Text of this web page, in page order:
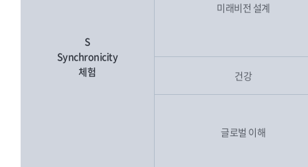
S
Synchronicity
체험
미래비전 설계
건강
글로벌 이해